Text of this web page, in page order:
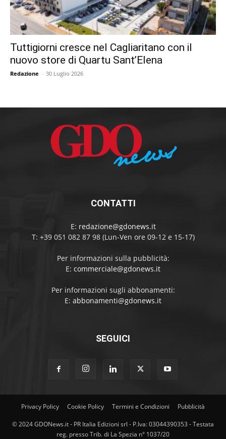
Tuttigiorni cresce nel Cagliaritano con il
nuovo store di Quartu Sant’Elena
Redazione - 30 Luglio 2026
CONTATTI
E: redazione@gdonews.it
T: +39 051 082 87 98 (Lun-Ven ore 09-12 e 15-17)
Per informazioni sulla pubblicità:
E: commerciale@gdonews.it
Per informazioni sugli abbonamenti:
E: abbonamenti@gdonews.it
SEGUICI
Privacy Policy Cookie Policy Termini e Condizioni Pubblicità
© 2024 GDONews.it - PR Italia Edizioni srl - P.Iva: 03044390353 - Testata
reg. presso Trib. di La Spezia n° 1037/20